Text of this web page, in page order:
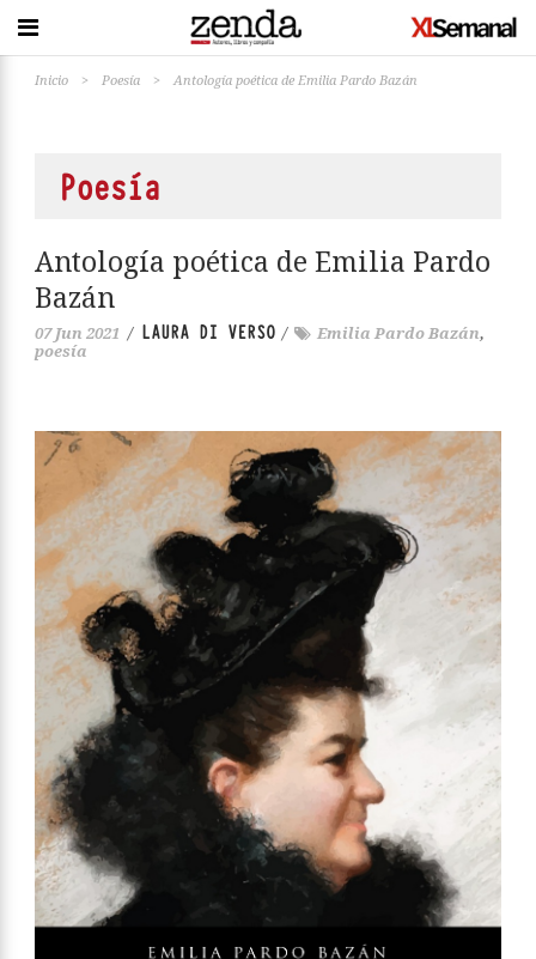
Inicio > Poesía > Antología poética de Emilia Pardo Bazán
Poesía
Antología poética de Emilia Pardo
Bazán
07 Jun 2021 / LAURA DI VERSO / Emilia Pardo Bazán,
poesía